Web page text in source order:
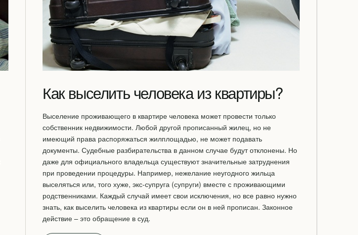
Как выселить человека из квартиры?
Выселение проживающего в квартире человека может провести только
собственник недвижимости. Любой другой прописанный жилец, но не
имеющий права распоряжаться жилплощадью, не может подавать
документы. Судебные разбирательства в данном случае будут отклонены. Но
даже для официального владельца существуют значительные затруднения
при проведении процедуры. Например, нежелание неугодного жильца
выселяться или, того хуже, экс-супруга (супруги) вместе с проживающими
родственниками. Каждый случай имеет свои исключения, но все равно нужно
знать, как выселить человека из квартиры если он в ней прописан. Законное
действие – это обращение в суд.